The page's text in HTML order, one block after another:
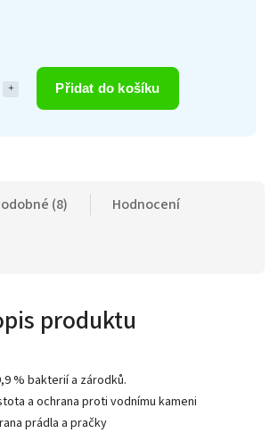
Přidat do košíku
(8) Hodnocení
produktu
% bakterií a zárodků.
a ochrana proti vodnímu kameni
prádla a pračky